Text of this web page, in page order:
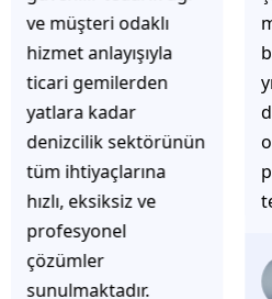
memnuniyet duyuyor,
başarılarla dolu uzun
yıllar boyunca aynı
dayanışma ve güven
ortamında nice
projelere imza atmayı
temenni ediyorum.
Kaptan Deniz